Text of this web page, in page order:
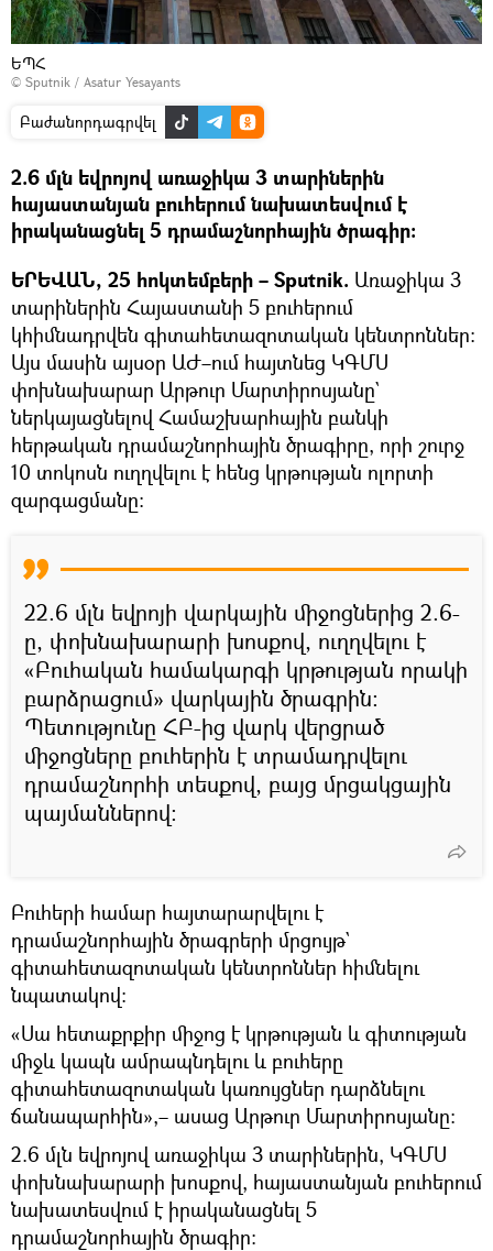
ԵՊՀ
© Sputnik / Asatur Yesayants
Բաժանորդագրվել
2.6 մլն եվրոյով առաջիկա 3 տարիներին
հայաստանյան բուհերում նախատեսվում է
իրականացնել 5 դրամաշնորհային ծրագիր։
ԵՐԵՎԱՆ, 25 հոկտեմբերի – Sputnik. Առաջիկա 3
տարիներին Հայաստանի 5 բուհերում
կհիմնադրվեն գիտահետազոտական կենտրոններ։
Այս մասին այսօր ԱԺ–ում հայտնեց ԿԳՄՍ
փոխնախարար Արթուր Մարտիրոսյանը`
ներկայացնելով Համաշխարհային բանկի
հերթական դրամաշնորհային ծրագիրը, որի շուրջ
10 տոկոսն ուղղվելու է հենց կրթության ոլորտի
զարգացմանը։
22.6 մլն եվրոյի վարկային միջոցներից 2.6-
ը, փոխնախարարի խոսքով, ուղղվելու է
«Բուհական համակարգի կրթության որակի
բարձրացում» վարկային ծրագրին։
Պետությունը ՀԲ-ից վարկ վերցրած
միջոցները բուհերին է տրամադրվելու
դրամաշնորհի տեսքով, բայց մրցակցային
պայմաններով։
Բուհերի համար հայտարարվելու է
դրամաշնորհային ծրագրերի մրցույթ`
գիտահետազոտական կենտրոններ հիմնելու
նպատակով։
«Սա հետաքրքիր միջոց է կրթության և գիտության
միջև կապն ամրապնդելու և բուհերը
գիտահետազոտական կառույցներ դարձնելու
ճանապարհին»,– ասաց Արթուր Մարտիրոսյանը։
2.6 մլն եվրոյով առաջիկա 3 տարիներին, ԿԳՄՍ
փոխնախարարի խոսքով, հայաստանյան բուհերում
նախատեսվում է իրականացնել 5
դրամաշնորհային ծրագիր։